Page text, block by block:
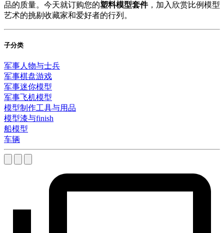
品的质量。今天就订购您的塑料模型套件，加入欣赏比例模型
艺术的挑剔收藏家和爱好者的行列。
子分类
军事人物与士兵
军事棋盘游戏
军事迷你模型
军事飞机模型
模型制作工具与用品
模型漆与finish
船模型
车辆